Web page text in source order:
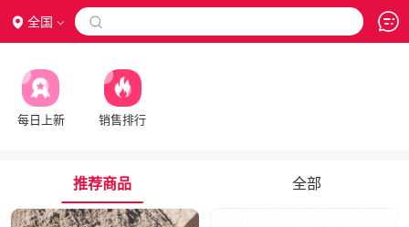
全国 
每日上新 销售排行
推荐商品 全部